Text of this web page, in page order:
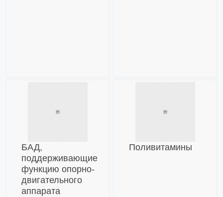
БАД,
поддерживающие
функцию опорно-
двигательного
аппарата
Поливитамины